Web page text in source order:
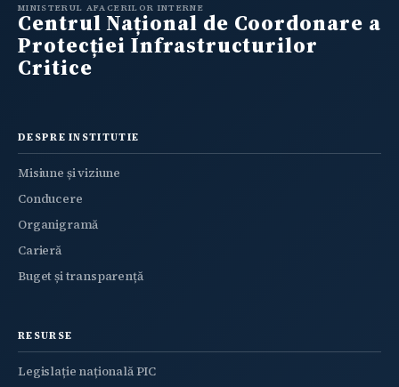
MINISTERUL AFACERILOR INTERNE
Centrul Național de Coordonare a
Protecției Infrastructurilor
Critice
DESPRE INSTITUTIE
Misiune și viziune
Conducere
Organigramă
Carieră
Buget și transparență
RESURSE
Legislație națională PIC